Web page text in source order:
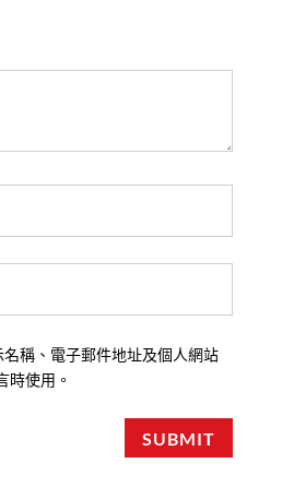
稱、電子郵件地址及個人網站
時使用。
SUBMIT